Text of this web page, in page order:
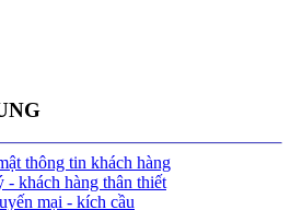
thông tin khách hàng
- khách hàng thân thiết
mại - kích cầu